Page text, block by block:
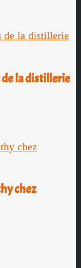
la distillerie
chez